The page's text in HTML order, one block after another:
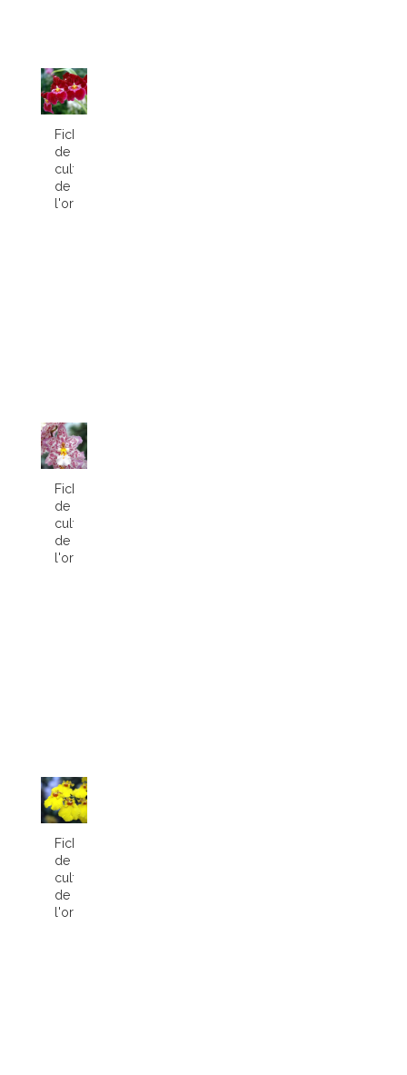
Fiche
de
culture
de
l'orchidée...
Fiche
de
culture
de
l'orchidée...
Fiche
de
culture
de
l'orchidée...